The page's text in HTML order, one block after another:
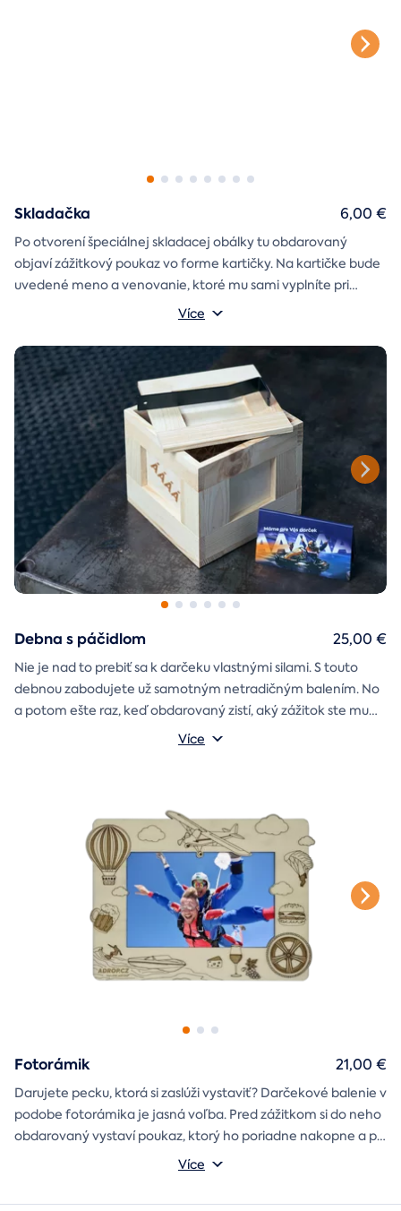
Skladačka
Po otvorení špeciálnej skladacej obálky tu obdarovaný
objaví zážitkový poukaz vo forme kartičky. Na kartičke bude
uvedené meno a venovanie, ktoré mu sami vyplníte pri
Více
6,00 €
Debna s páčidlom
Nie je nad to prebiť sa k darčeku vlastnými silami. S touto
debnou zabodujete už samotným netradičným balením. No
a potom ešte raz, keď obdarovaný zistí, aký zážitok ste mu
darčekovú skladačku
Vonkajšie rozmery: 20 × 20 × 20 cm
Více
25,00 €
Fotorámik
Darujete pecku, ktorá si zaslúži vystaviť? Darčekové balenie v
podobe fotorámika je jasná voľba. Pred zážitkom si do neho
obdarovaný vystaví poukaz, ktorý ho poriadne nakopne a po
absolvovaní tam poputuje fotka zo zážitku, ktorá pri každom
Môžete vybrať z motívov balónový, tunelový a univerzálny
Více
21,00 €